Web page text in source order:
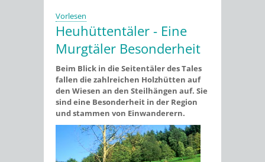
Vorlesen
Heuhüttentäler - Eine
Murgtäler Besonderheit
Beim Blick in die Seitentäler des Tales
fallen die zahlreichen Holzhütten auf
den Wiesen an den Steilhängen auf. Sie
sind eine Besonderheit in der Region
und stammen von Einwanderern.